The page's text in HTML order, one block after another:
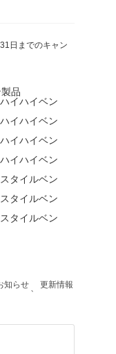
日までのキャン
品
イハイベン
イハイベン
イハイベン
イハイベン
タイルベン
タイルベン
タイルベン
知らせ 、 更新情報